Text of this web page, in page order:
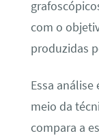
com o
produzidas
Essa
meio da
compara a